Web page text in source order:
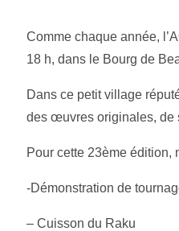
Comme chaque année,
18 h, dans le Bourg de
Dans ce petit village
des œuvres originales, de
Pour cette 23ème édition,
-Démonstration de
– Cuisson du Raku